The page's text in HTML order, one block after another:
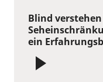
Blind
ein